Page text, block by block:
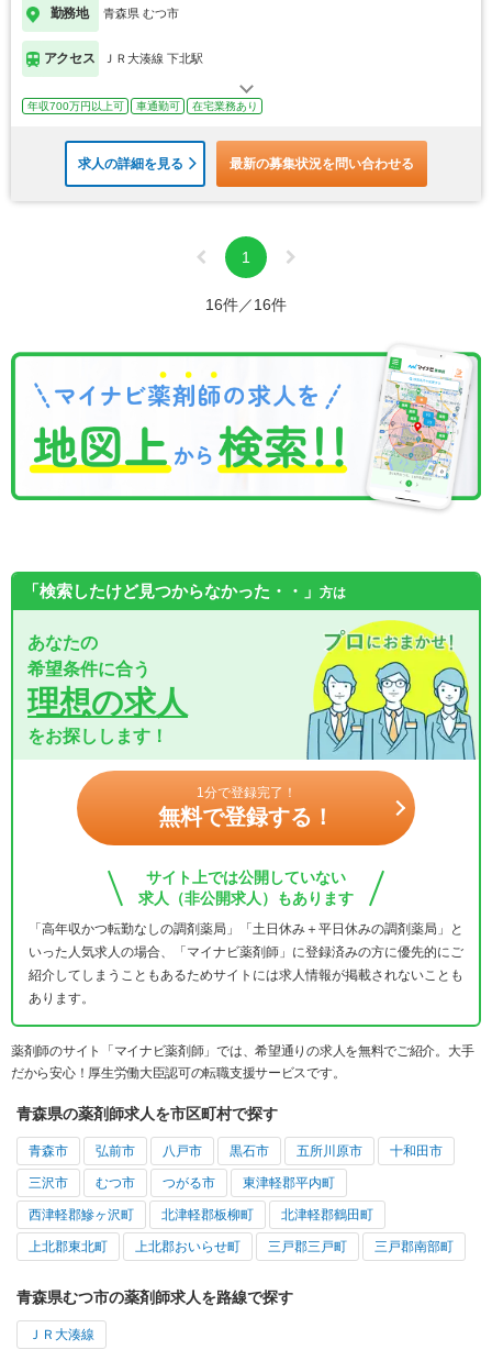
勤務地 青森県 むつ市
アクセス ＪＲ大湊線 下北駅
年収700万円以上可 車通勤可 在宅業務あり
求人の詳細を見る 最新の募集状況を問い合わせる
1
16件／16件
「検索したけど見つからなかった・・」 方は
あなたの
希望条件に合う
理想の求人
をお探しします！
1分で登録完了！
無料で登録する！
サイト上では公開していない
求人（非公開求人）もあります
「高年収かつ転勤なしの調剤薬局」「土日休み＋平日休みの調剤薬局」と
いった人気求人の場合、「マイナビ薬剤師」に登録済みの方に優先的にご
紹介してしまうこともあるためサイトには求人情報が掲載されないことも
あります。
薬剤師のサイト「マイナビ薬剤師」では、希望通りの求人を無料でご紹介。大手
だから安心！厚生労働大臣認可の転職支援サービスです。
青森県の薬剤師求人を市区町村で探す
青森市 弘前市 八戸市 黒石市 五所川原市 十和田市
三沢市 むつ市 つがる市 東津軽郡平内町
西津軽郡鰺ヶ沢町 北津軽郡板柳町 北津軽郡鶴田町
上北郡東北町 上北郡おいらせ町 三戸郡三戸町 三戸郡南部町
青森県むつ市の薬剤師求人を路線で探す
ＪＲ大湊線